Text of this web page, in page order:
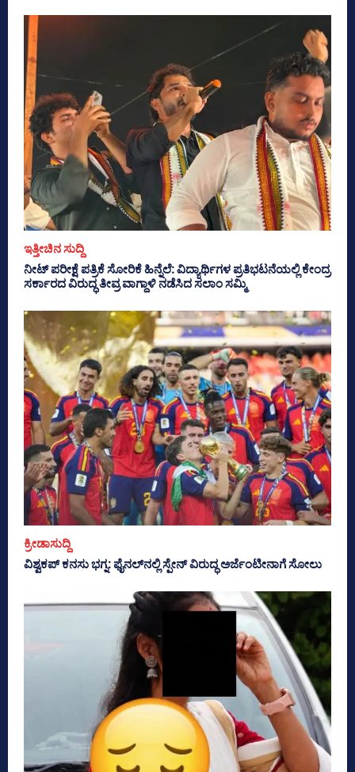
ಇತ್ತೀಚಿನ ಸುದ್ದಿ
ನೀಟ್ ಪರೀಕ್ಷೆ ಪತ್ರಿಕೆ ಸೋರಿಕೆ ಹಿನ್ನೆಲೆ: ವಿದ್ಯಾರ್ಥಿಗಳ ಪ್ರತಿಭಟನೆಯಲ್ಲಿ ಕೇಂದ್ರ
ಸರ್ಕಾರದ ವಿರುದ್ಧ ತೀವ್ರ ವಾಗ್ದಾಳಿ ನಡೆಸಿದ ಸಲಾಂ ಸಮ್ಮಿ
ಕ್ರೀಡಾಸುದ್ದಿ
ವಿಶ್ವಕಪ್ ಕನಸು ಭಗ್ನ: ಫೈನಲ್‌ನಲ್ಲಿ ಸ್ಪೇನ್ ವಿರುದ್ಧ ಅರ್ಜೆಂಟೀನಾಗೆ ಸೋಲು